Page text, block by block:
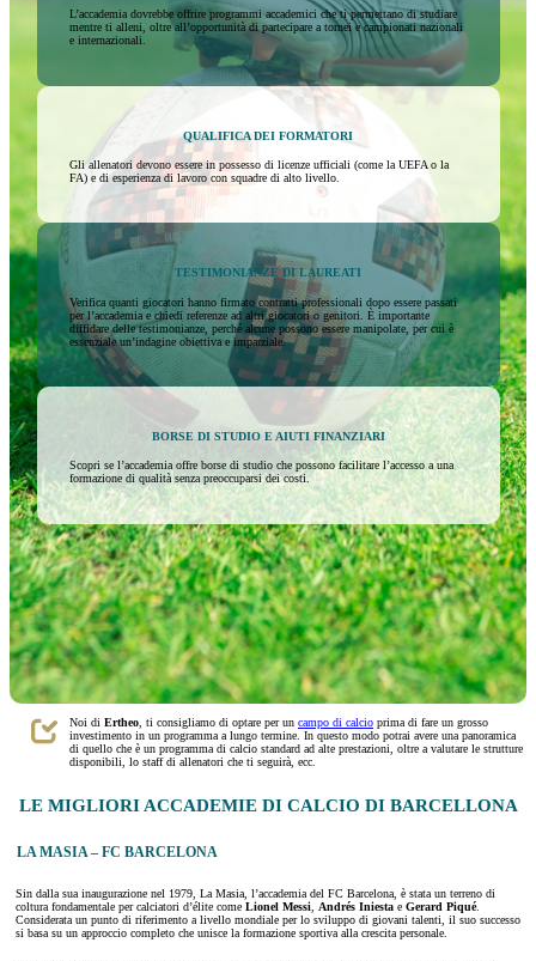
L’accademia dovrebbe offrire programmi accademici che ti permettano di studiare
mentre ti alleni, oltre all’opportunità di partecipare a tornei e campionati nazionali
e internazionali.
QUALIFICA DEI FORMATORI
Gli allenatori devono essere in possesso di licenze ufficiali (come la UEFA o la
FA) e di esperienza di lavoro con squadre di alto livello.
TESTIMONIANZE DI LAUREATI
Verifica quanti giocatori hanno firmato contratti professionali dopo essere passati
per l’accademia e chiedi referenze ad altri giocatori o genitori. È importante
diffidare delle testimonianze, perché alcune possono essere manipolate, per cui è
essenziale un’indagine obiettiva e imparziale.
BORSE DI STUDIO E AIUTI FINANZIARI
Scopri se l’accademia offre borse di studio che possono facilitare l’accesso a una
formazione di qualità senza preoccuparsi dei costi.
Noi di Ertheo, ti consigliamo di optare per un campo di calcio prima di fare un grosso
investimento in un programma a lungo termine. In questo modo potrai avere una panoramica
di quello che è un programma di calcio standard ad alte prestazioni, oltre a valutare le strutture
disponibili, lo staff di allenatori che ti seguirà, ecc.
LE MIGLIORI ACCADEMIE DI CALCIO DI BARCELLONA
LA MASIA – FC BARCELONA
Sin dalla sua inaugurazione nel 1979, La Masia, l’accademia del FC Barcelona, è stata un terreno di
coltura fondamentale per calciatori d’élite come Lionel Messi Andrés Iniesta e Gerard Piqué.
Considerata un punto di riferimento a livello mondiale per lo sviluppo di giovani talenti, il suo successo
si basa su un approccio completo che unisce la formazione sportiva alla crescita personale.